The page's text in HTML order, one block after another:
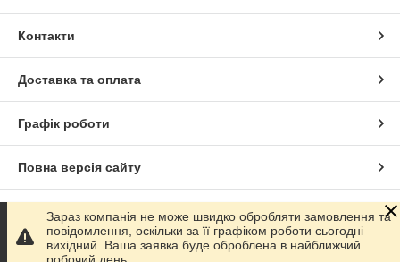
Контакти
Доставка та оплата
Графік роботи
Повна версія сайту
Сайт створено на маркетплейсі Prom.ua
Політика конфіденційності
Зараз компанія не може швидко обробляти замовлення та
повідомлення, оскільки за її графіком роботи сьогодні
вихідний. Ваша заявка буде оброблена в найближчий